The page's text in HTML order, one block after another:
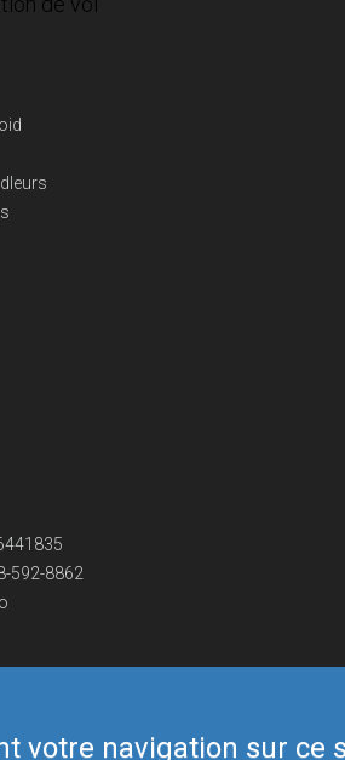
votre navigation sur ce
592-8862
-Vie privée Back to top